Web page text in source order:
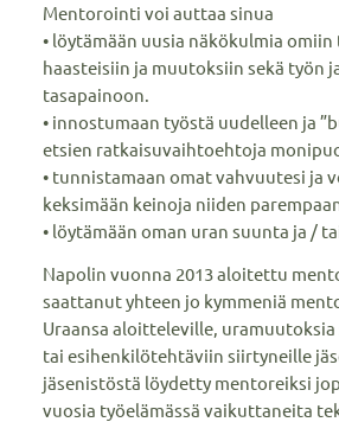
Mentorointi voi auttaa sinua
• löytämään uusia näkökulmia
haasteisiin ja muutoksiin sekä työn
tasapainoon.
• innostumaan työstä uudelleen ja
etsien ratkaisuvaihtoehtoja
• tunnistamaan omat vahvuutesi ja
keksimään keinoja niiden
• löytämään oman uran suunta ja /
Napolin vuonna 2013 aloitettu
saattanut yhteen jo kymmeniä
Uraansa aloitteleville,
tai esihenkilötehtäviin siirtyneille
jäsenistöstä löydetty mentoreiksi
vuosia työelämässä vaikuttaneita